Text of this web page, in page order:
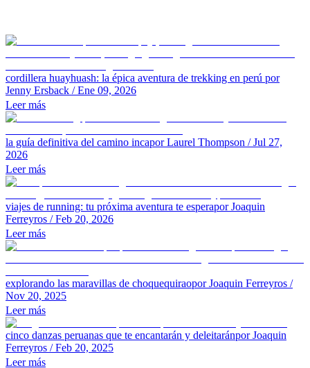
cordillera huayhuash: la épica aventura de trekking en perú por
Jenny Ersback / Ene 09, 2026
Leer más
la guía definitiva del camino incapor Laurel Thompson / Jul 27,
2026
Leer más
viajes de running: tu próxima aventura te esperapor Joaquin
Ferreyros / Feb 20, 2026
Leer más
explorando las maravillas de choquequiraopor Joaquin Ferreyros /
Nov 20, 2025
Leer más
cinco danzas peruanas que te encantarán y deleitaránpor Joaquin
Ferreyros / Feb 20, 2025
Leer más